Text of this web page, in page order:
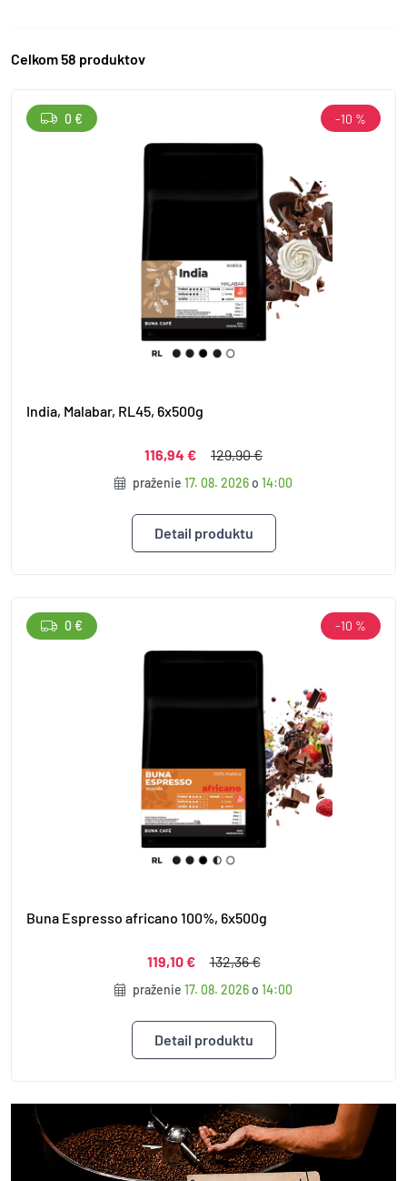
Celkom 58 produktov
India, Malabar, RL45, 6x500g
116,94 € 129,90 €
praženie 17. 08. 2026o 14:00
Detail produktu
0 € -10 %
Buna Espresso africano 100%, 6x500g
119,10 € 132,36 €
praženie 17. 08. 2026o 14:00
Detail produktu
0 € -10 %